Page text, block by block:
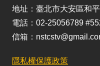
地址：臺北市大安區和
電話：02-25056789
信箱：
隱私權保護政策